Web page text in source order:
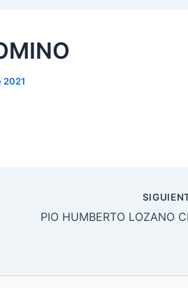
2021
PIO HUMBERTO LOZANO